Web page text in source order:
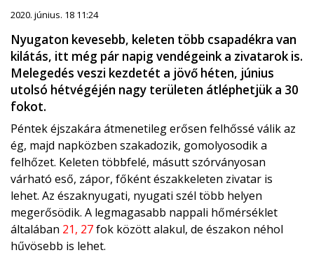
2020. június. 18 11:24
Nyugaton kevesebb, keleten több csapadékra van
kilátás, itt még pár napig vendégeink a zivatarok is.
Melegedés veszi kezdetét a jövő héten, június
utolsó hétvégéjén nagy területen átléphetjük a 30
fokot.
Péntek éjszakára átmenetileg erősen felhőssé válik az
ég, majd napközben szakadozik, gomolyosodik a
felhőzet. Keleten többfelé, másutt szórványosan
várható eső, zápor, főként északkeleten zivatar is
lehet. Az északnyugati, nyugati szél több helyen
megerősödik. A legmagasabb nappali hőmérséklet
általában 21, 27fok között alakul, de északon néhol
hűvösebb is lehet.